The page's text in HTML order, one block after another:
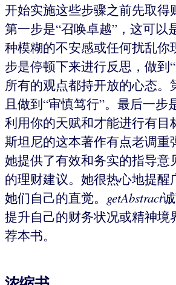
开始实施这些步骤之前先取得
第一步是“召唤卓越”，这可以
种模糊的不安感或任何扰乱你
步是停顿下来进行反思，做到
所有的观点都持开放的心态。
且做到“审慎笃行”。最后一步
利用你的天赋和才能进行有目
斯坦尼的这本著作有点老调重
她提供了有效和务实的指导意
的理财建议。她很热心地提醒
她们自己的直觉。 getAbstract
提升自己的财务状况或精神境
荐本书。